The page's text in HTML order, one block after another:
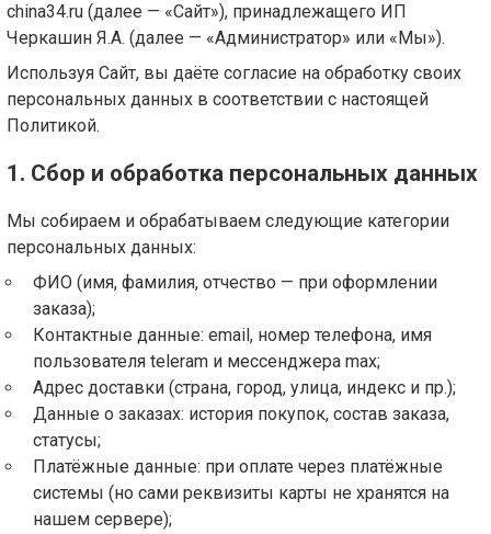
china34.ru (далее — «Сайт»), принадлежащего ИП
Черкашин Я.А. (далее — «Администратор» или «Мы»).
Используя Сайт, вы даёте согласие на обработку своих
персональных данных в соответствии с настоящей
Политикой.
1. Сбор и обработка персональных данных
Мы собираем и обрабатываем следующие категории
персональных данных:
ФИО (имя, фамилия, отчество — при оформлении
заказа);
Контактные данные: email, номер телефона, имя
пользователя teleram и мессенджера max;
Адрес доставки (страна, город, улица, индекс и пр.);
Данные о заказах: история покупок, состав заказа,
статусы;
Платёжные данные: при оплате через платёжные
системы (но сами реквизиты карты не хранятся на
нашем сервере);